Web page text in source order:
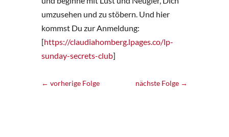
umzusehen und zu stöbern. Und hier
kommst Du zur Anmeldung:
[https://claudiahomberg.lpages.co/lp-
sunday-secrets-club]
← vorherige Folge nächste Folge →